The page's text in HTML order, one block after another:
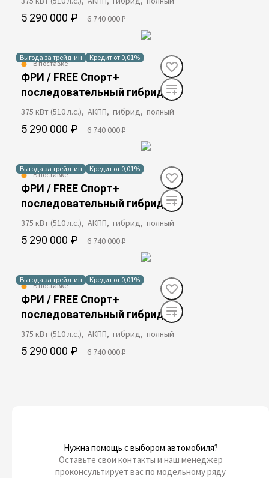
5 290 000 ₽ 6 740 000 ₽
Выгода за трейд-ин Кредит от 0,01%
В поставке
ФРИ / FREE Спорт+
последовательный гибрид
375 кВт (510 л.с.), АКПП, гибрид, полный
5 290 000 ₽ 6 740 000 ₽
Выгода за трейд-ин Кредит от 0,01%
В поставке
ФРИ / FREE Спорт+
последовательный гибрид
375 кВт (510 л.с.), АКПП, гибрид, полный
5 290 000 ₽ 6 740 000 ₽
Выгода за трейд-ин Кредит от 0,01%
В поставке
ФРИ / FREE Спорт+
последовательный гибрид
375 кВт (510 л.с.), АКПП, гибрид, полный
5 290 000 ₽ 6 740 000 ₽
Нужна помощь с выбором автомобиля?
Оставьте свои контакты и наш менеджер
проконсультирует вас по модельному ряду